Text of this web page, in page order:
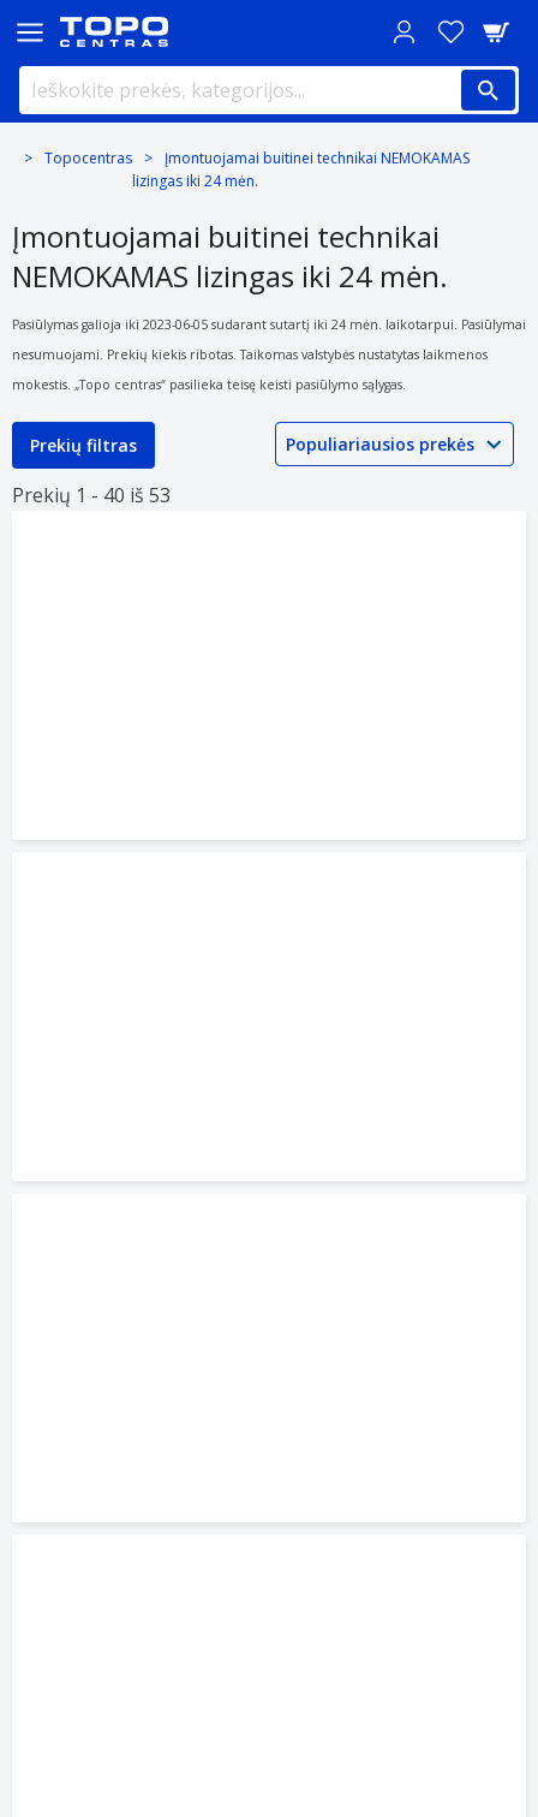
Topocentras
Įmontuojamai buitinei technikai NEMOKAMAS
lizingas iki 24 mėn.
Įmontuojamai buitinei technikai
NEMOKAMAS lizingas iki 24 mėn.
Pasiūlymas galioja iki 2023-06-05 sudarant sutartį iki 24 mėn. laikotarpui. Pasiūlymai
nesumuojami. Prekių kiekis ribotas. Taikomas valstybės nustatytas laikmenos
mokestis. „Topo centras“ pasilieka teisę keisti pasiūlymo sąlygas.
Prekių filtras
Prekių 1 - 40 iš 53